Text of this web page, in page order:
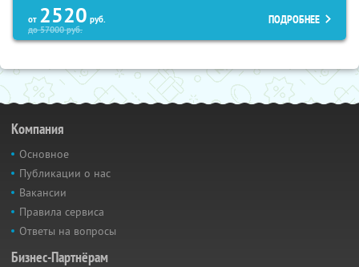
от 2520 руб.
до57000руб.
ПОДРОБНЕЕ
Компания
Основное
Публикации о нас
Вакансии
Правила сервиса
Ответы на вопросы
Бизнес-Партнёрам